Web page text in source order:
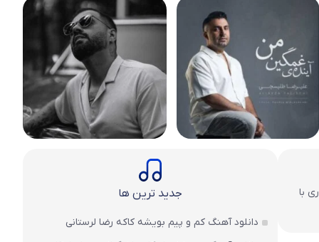
با
جدید ترین ها
دانلود آهنگ کم و پیم بویشه کاکه رضا لرستانی